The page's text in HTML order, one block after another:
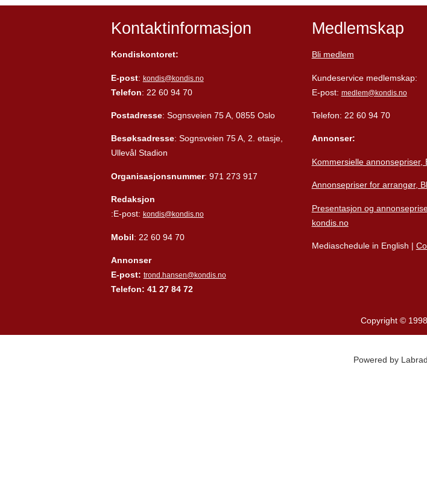
Kontaktinformasjon
Kondiskontoret:
E-post: kondis@kondis.no
Telefon: 22 60 94 70
Postadresse: Sognsveien 75 A, 0855 Oslo
Besøksadresse: Sognsveien 75 A, 2. etasje,
Ullevål Stadion
Organisasjonsnummer: 971 273 917
Redaksjon
:E-post: kondis@kondis.no
Mobil: 22 60 94 70
Annonser
E-post: trond.hansen@kondis.no
Telefon: 41 27 84 72
Medlemskap
Bli medlem
Kundeservice medlemskap:
E-post: medlem@kondis.no
Telefon: 22 60 94 70
Annonser:
Kommersielle annonsepriser,
Annonsepriser for arrangør,
Presentasjon og
kondis.no
Mediaschedule in English |
Copyright ©
Powered by